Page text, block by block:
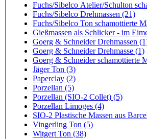
Fuchs/Sibelco Atelier/Schulton
Fuchs/Sibelco Drehmassen (21)
Fuchs/Sibelco Ton schamottierte
Gießmassen als Schlicker - im
Goerg & Schneider Drehmassen
Goerg & Schneider Drehmasse (1)
Goerg & Schneider schamottierte
Jäger Ton (3)
Paperclay (2)
Porzellan (5)
Porzellan (SIO-2 Collet) (5)
Porzellan Limoges (4)
SIO-2 Plastische Massen aus
Vingerling Ton (5)
Witgert Ton (38)